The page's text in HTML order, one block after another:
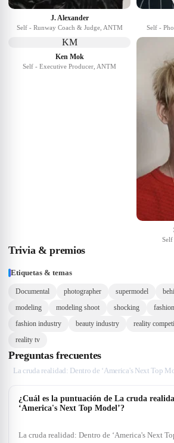
J. Alexander
Self - Runway Coach & Judge, ANTM Self -
KM
Ken Mok
Self - Executive Producer, ANTM
Self
Trivia & premios
Etiquetas & temas
Documental photographer supermodel
modeling
modeling shoot shocking
fashion industry
beauty industry reality
reality tv
Preguntas frecuentes
La cruda realidad: Dentro de ‘America's Next Top
¿Cuál es la puntuación de La cruda
‘America's Next Top Model’?
La cruda realidad: Dentro de ‘America's Next